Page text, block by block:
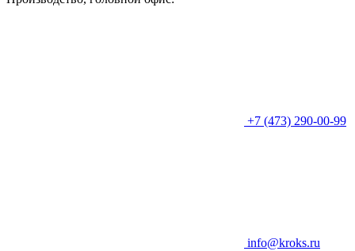
+7 (473) 290-00-99
info@kroks.ru